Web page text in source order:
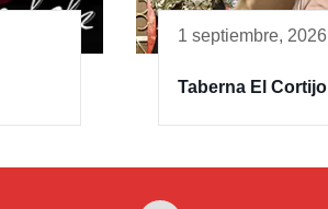
1 septiembre, 2026
Taberna El Cortijo